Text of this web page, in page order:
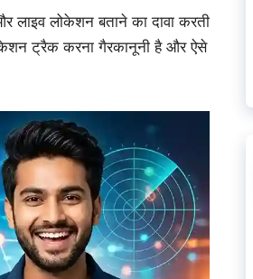
लाइव लोकेशन बताने का दावा करती
ट्रैक करना गैरकानूनी है और ऐसे